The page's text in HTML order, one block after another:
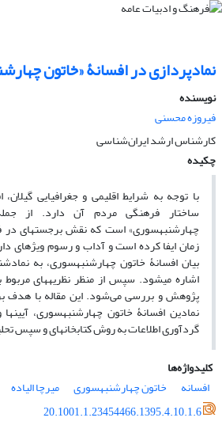
نمادپردازی در افسانۀ «خاتون
نویسنده
فیروزه محسنی
کارشناس ارشد ایران‌شناسی
چکیده
با توجه به شرایط اقلیمی و جغرافیایی گیلان،
ساختار فرهنگی مردم آن دارد. از
چهارشنبه‏سوری» ا‏ست که نقش برجسته‏ای در
زمان ایفا کرده است و آداب و رسوم
بیان افسانۀ خاتون چهارشنبه‏سوری، به
اشاره می‏شود. سپس از منظر نظریه‏های مربوط
پژوهش و بررسی می‌شود. این مقاله با هدف
نمادین افسانۀ خاتون چهارشنبه‏سوری،
گردآوری اطلاعات به روش کتابخانه‏ای و سپس
کلیدواژه‌ها
افسانه
خاتون چهارشنبه‏سوری میرچا الیاده
20.1001.1.23454466.1395.4.10.1.6